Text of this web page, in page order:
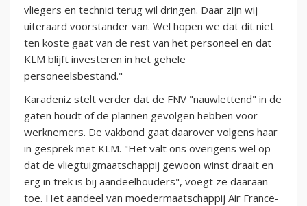
vliegers en technici terug wil dringen. Daar zijn wij
uiteraard voorstander van. Wel hopen we dat dit niet
ten koste gaat van de rest van het personeel en dat
KLM blijft investeren in het gehele
personeelsbestand."
Karadeniz stelt verder dat de FNV "nauwlettend" in de
gaten houdt of de plannen gevolgen hebben voor
werknemers. De vakbond gaat daarover volgens haar
in gesprek met KLM. "Het valt ons overigens wel op
dat de vliegtuigmaatschappij gewoon winst draait en
erg in trek is bij aandeelhouders", voegt ze daaraan
toe. Het aandeel van moedermaatschappij Air France-